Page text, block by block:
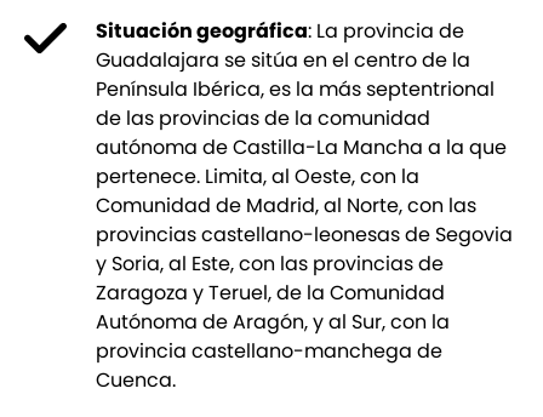
Situación geográfica: La provincia de
Guadalajara se sitúa en el centro de la
Península Ibérica, es la más septentrional
de las provincias de la comunidad
autónoma de Castilla-La Mancha a la que
pertenece. Limita, al Oeste, con la
Comunidad de Madrid, al Norte, con las
provincias castellano-leonesas de Segovia
y Soria, al Este, con las provincias de
Zaragoza y Teruel, de la Comunidad
Autónoma de Aragón, y al Sur, con la
provincia castellano-manchega de
Cuenca.